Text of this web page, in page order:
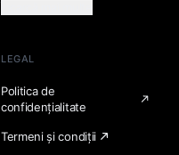
LEGAL
Politica de
confidențialitate
Termeni și condiții